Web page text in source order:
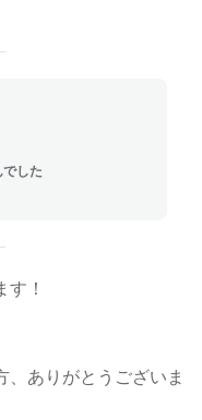
した
！
、ありがとうございま